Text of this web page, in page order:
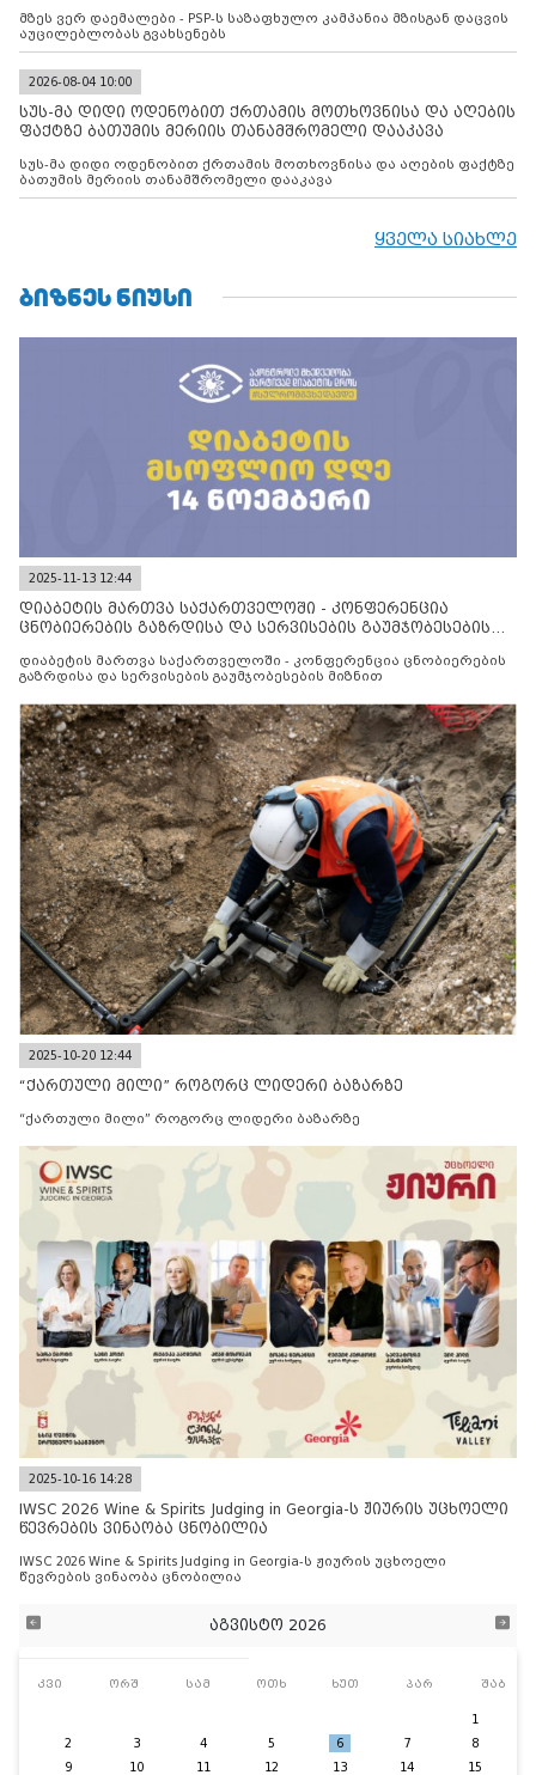
მზეს ვერ დაემალები - PSP-ს საზაფხულო კამპანია მზისგან დაცვის
აუცილებლობას გვახსენებს
2026-08-04 10:00
სუს-მა დიდი ოდენობით ქრთამის მოთხოვნისა და აღების
ფაქტზე ბათუმის მერიის თანამშრომელი დააკავა
სუს-მა დიდი ოდენობით ქრთამის მოთხოვნისა და აღების ფაქტზე
ბათუმის მერიის თანამშრომელი დააკავა
ყველა სიახლე
ᲑᲘᲖᲜᲔᲡ ᲜᲘᲣᲡᲘ
2025-11-13 12:44
დიაბეტის მართვა საქართველოში - კონფერენცია
ცნობიერების გაზრდისა და სერვისების გაუმჯობესების
დიაბეტის მართვა საქართველოში - კონფერენცია ცნობიერების
გაზრდისა და სერვისების გაუმჯობესების მიზნით
2025-10-20 12:44
“ქართული მილი” როგორც ლიდერი ბაზარზე
“ქართული მილი” როგორც ლიდერი ბაზარზე
2025-10-16 14:28
IWSC 2026 Wine & Spirits Judging in Georgia-ს ჟიურის უცხოელი
წევრების ვინაობა ცნობილია
IWSC 2026 Wine & Spirits Judging in Georgia-ს ჟიურის უცხოელი
წევრების ვინაობა ცნობილია
აგვისტო 2026
კვი ორშ სამ ოთხ ხუთ პარ შაბ
1
2
3 4 5 6 7
8
9
10 11 12 13 14
15